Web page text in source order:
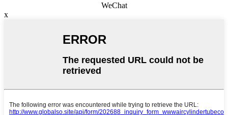
WeChat
x